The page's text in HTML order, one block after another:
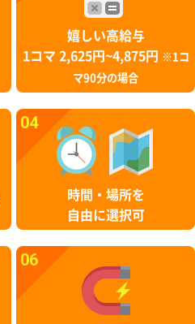
嬉しい高給与
1コマ 2,625円~4,875円
※1コ
マ90分の場合
04
時間・場所を
自由に選択可
06